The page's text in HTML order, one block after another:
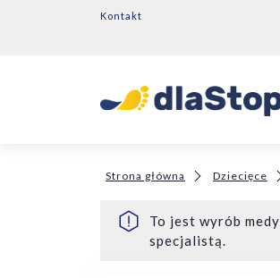
Kontakt
Strona główna Dziecięce
To jest wyrób
specjalistą.